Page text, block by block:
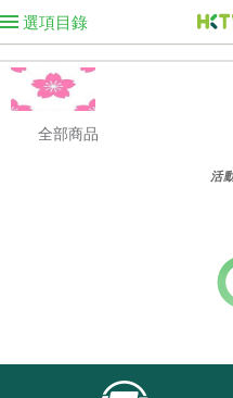
選項目錄
全部商品
活